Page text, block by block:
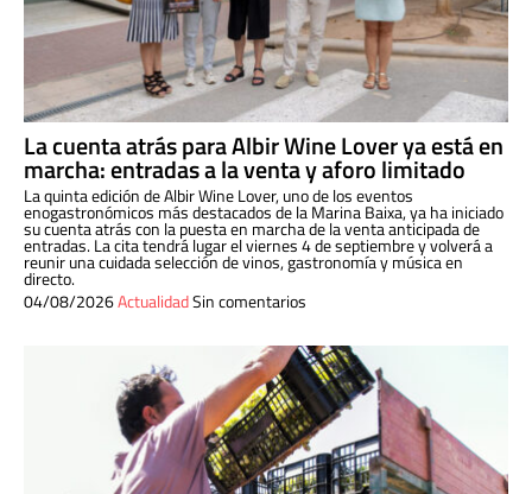
La cuenta atrás para Albir Wine Lover ya está en
marcha: entradas a la venta y aforo limitado
La quinta edición de Albir Wine Lover, uno de los eventos
enogastronómicos más destacados de la Marina Baixa, ya ha iniciado
su cuenta atrás con la puesta en marcha de la venta anticipada de
entradas. La cita tendrá lugar el viernes 4 de septiembre y volverá a
reunir una cuidada selección de vinos, gastronomía y música en
directo.
04/08/2026ActualidadSin comentarios